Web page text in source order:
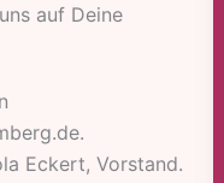
auf Deine
Eckert, Vorstand.